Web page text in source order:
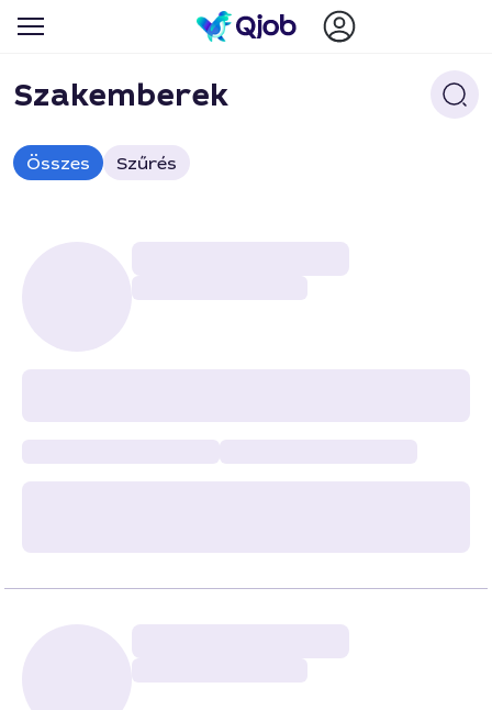
Szakemberek
Összes Szűrés